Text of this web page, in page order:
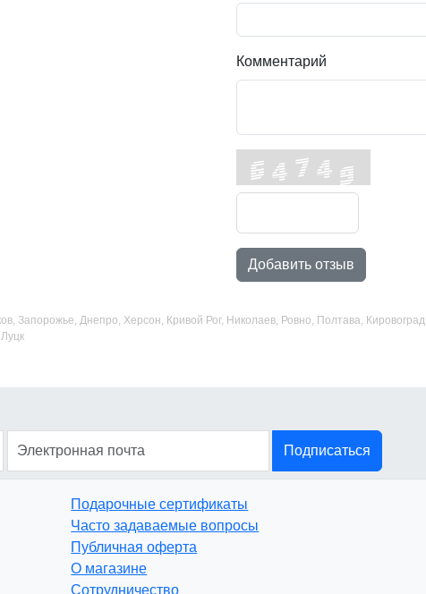
Комментарий
Добавить отзыв
Запорожье, Днепро, Херсон, Кривой Рог, Николаев, Ровно, Полтава,
Подписаться
Подарочные сертификаты
Часто задаваемые вопросы
Публичная оферта
О магазине
Сотрудничество